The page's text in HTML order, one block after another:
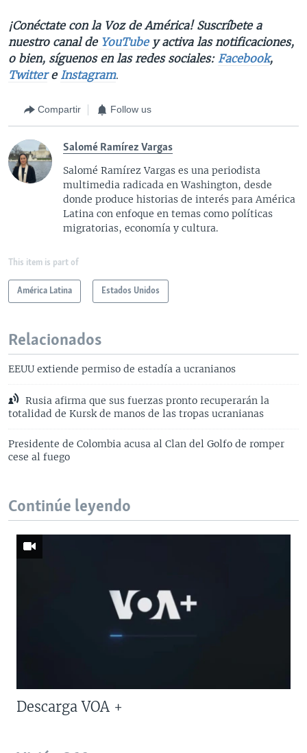
¡Conéctate con la Voz de América! Suscríbete a
nuestro canal deYouTubey activa las notificaciones,
o bien, síguenos en las redes sociales: Facebook,
Twittere Instagram.
Compartir Follow us
Salomé Ramírez Vargas
Salomé Ramírez Vargas es una periodista
multimedia radicada en Washington, desde
donde produce historias de interés para América
Latina con enfoque en temas como políticas
migratorias, economía y cultura.
This item is part of
América Latina Estados Unidos
Relacionados
EEUU extiende permiso de estadía a ucranianos
Rusia afirma que sus fuerzas pronto recuperarán la
totalidad de Kursk de manos de las tropas ucranianas
Presidente de Colombia acusa al Clan del Golfo de romper
cese al fuego
Continúe leyendo
Descarga VOA +